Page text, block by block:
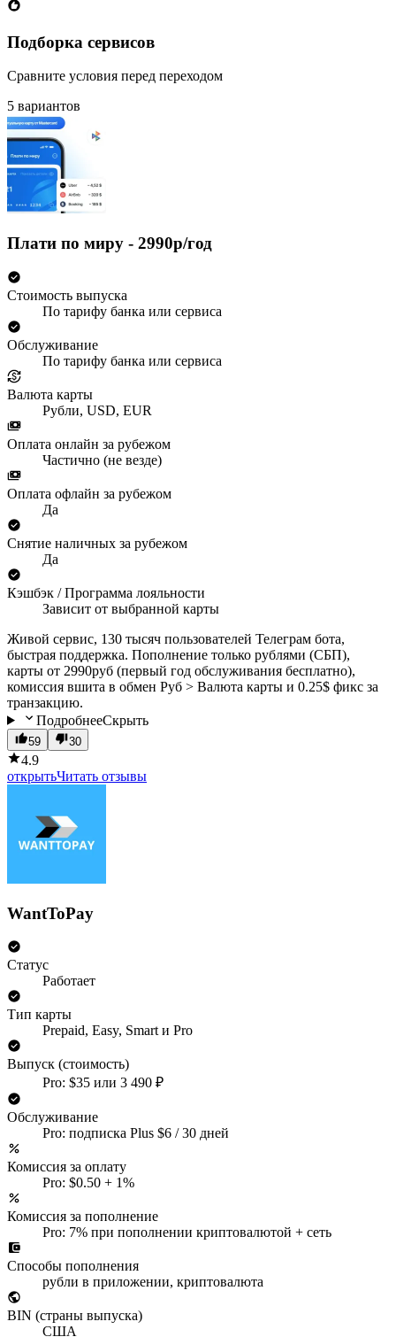
Подборка сервисов
Сравните условия перед переходом
5 вариантов
Плати по миру - 2990р/год
Стоимость выпуска
По тарифу банка или сервиса
Обслуживание
По тарифу банка или сервиса
Валюта карты
Рубли, USD, EUR
Оплата онлайн за рубежом
Частично (не везде)
Оплата офлайн за рубежом
Да
Снятие наличных за рубежом
Да
Кэшбэк / Программа лояльности
Зависит от выбранной карты
Живой сервис, 130 тысяч пользователей Телеграм бота,
быстрая поддержка. Пополнение только рублями (СБП),
карты от 2990руб (первый год обслуживания бесплатно),
комиссия вшита в обмен Руб > Валюта карты и 0.25$ фикс за
транзакцию.
ПодробнееСкрыть
59 30
4.9
открытьЧитать отзывы
WantToPay
Статус
Работает
Тип карты
Prepaid, Easy, Smart и Pro
Выпуск (стоимость)
Pro: $35 или 3 490 ₽
Обслуживание
Pro: подписка Plus $6 / 30 дней
Комиссия за оплату
Pro: $0.50 + 1%
Комиссия за пополнение
Pro: 7% при пополнении криптовалютой + сеть
Способы пополнения
рубли в приложении, криптовалюта
BIN (страны выпуска)
США